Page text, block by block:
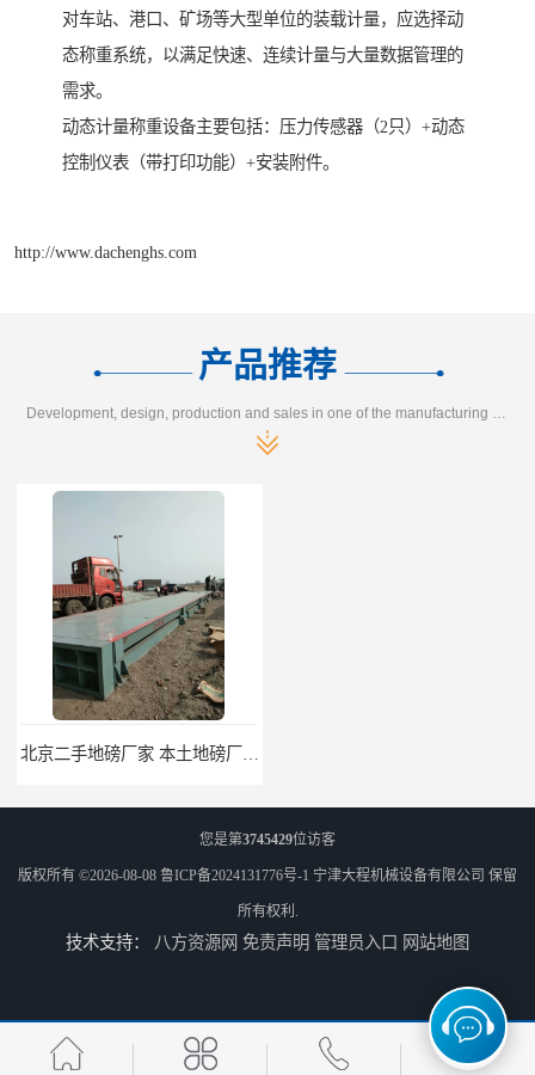
对车站、港口、矿场等大型单位的装载计量，应选择动
态称重系统，以满足快速、连续计量与大量数据管理的
需求。
动态计量称重设备主要包括：压力传感器（2只）+动态
控制仪表（带打印功能）+安装附件。
http://www.dachenghs.com
产品推荐
北京二手地磅厂家 本土地磅厂100秒报价
滨州二手地磅价格 价格优惠 潍坊旧地磅出售 厂家直销
您是第3745429位访客
版权所有 ©2026-08-08 鲁ICP备2024131776号-1 宁津大程机械设备有限公司 保留
所有权利.
技术支持： 八方资源网 免责声明 管理员入口 网站地图